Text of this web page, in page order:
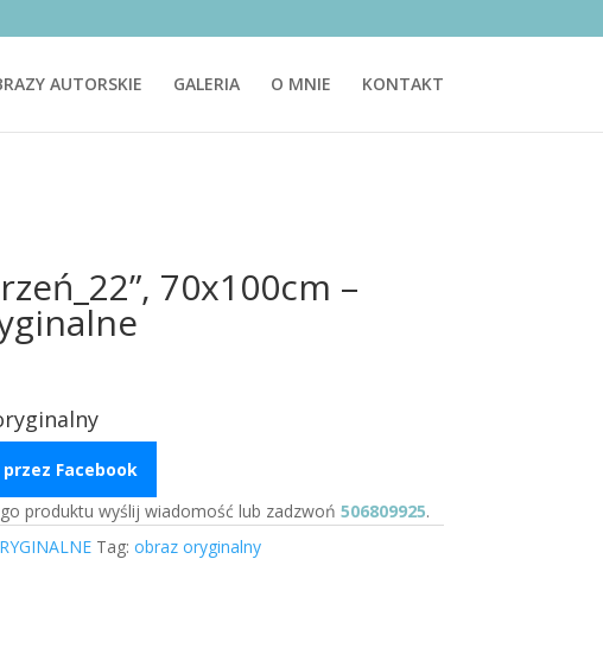
AUTORSKIE GALERIA O MNIE KONTAKT
70x100cm –
Facebook
produktu wyślij wiadomość lub zadzwoń 506809925.
Tag: obraz oryginalny